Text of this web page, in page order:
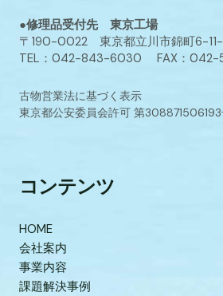
●修理品受付先 東京工場
〒190-0022 東京都立川市錦町6-11-
TEL：042-843-6030 FAX：042-
古物営業法に基づく表示
東京都公安委員会許可 第
コンテンツ
HOME
会社案内
事業内容
課題解決事例